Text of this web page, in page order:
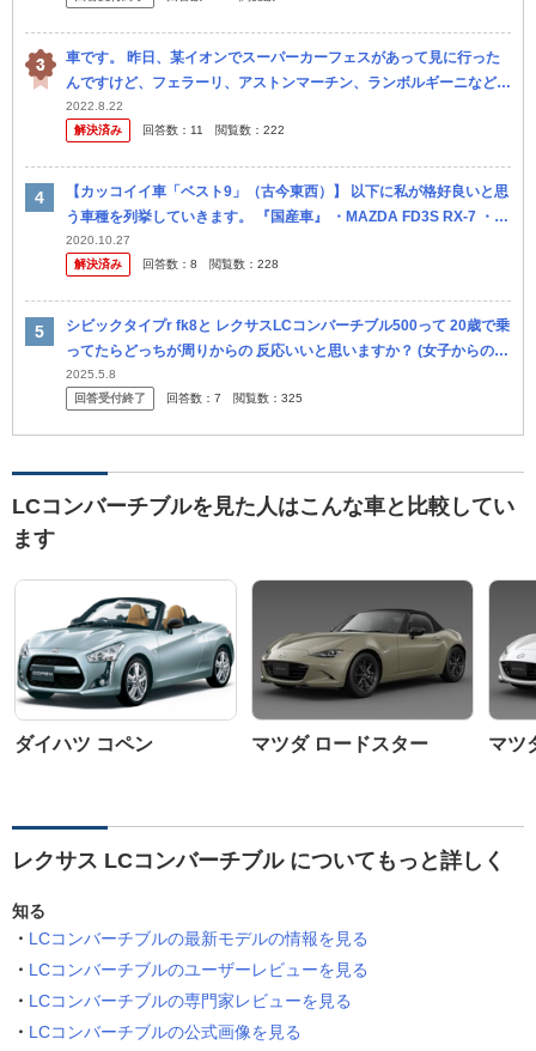
車です。 昨日、某イオンでスーパーカーフェスがあって見に行った
んですけど、フェラーリ、アストンマーチン、ランボルギーニなどに
混ざって、AZ-1がきたんです。 それがスーパーカーなら、私が所有
して...
2022.8.22
解決済み
回答数： 11 閲覧数： 222
【カッコイイ車「ベスト9」（古今東西）】 以下に私が格好良いと思
う車種を列挙していきます。 『国産車』 ・MAZDA FD3S RX-7 ・Fa
irlady Z32（フェアレディZ32） ・L
2020.10.27
解決済み
回答数： 8 閲覧数： 228
シビックタイプr fk8と レクサスLCコンバーチブル500って 20歳で乗
ってたらどっちが周りからの 反応いいと思いますか？ (女子からの反
応とか同じ年の男友達とか) どっちに乗ろうか今迷って...
2025.5.8
回答受付終了
回答数： 7 閲覧数： 325
LCコンバーチブルを見た人はこんな車と比較してい
ます
ダイハツ コペン マツダ ロードスター マツ
レクサス LCコンバーチブル についてもっと詳しく
知る
LCコンバーチブルの最新モデルの情報を見る
LCコンバーチブルのユーザーレビューを見る
LCコンバーチブルの専門家レビューを見る
LCコンバーチブルの公式画像を見る